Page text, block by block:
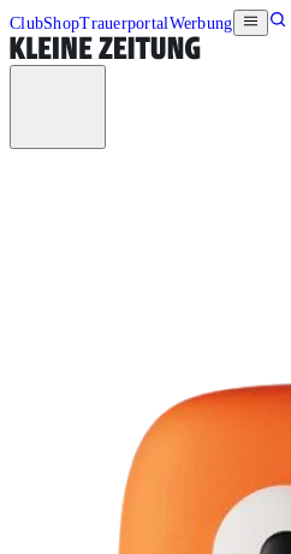
ClubShopTrauerportalWerbung